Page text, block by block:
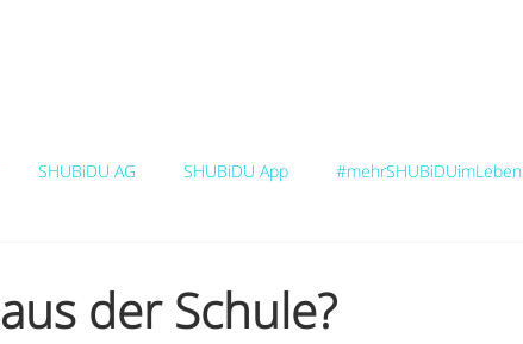
SHUBiDU AG SHUBiDU App #mehrSHUBiDUimLeben
der Schule?